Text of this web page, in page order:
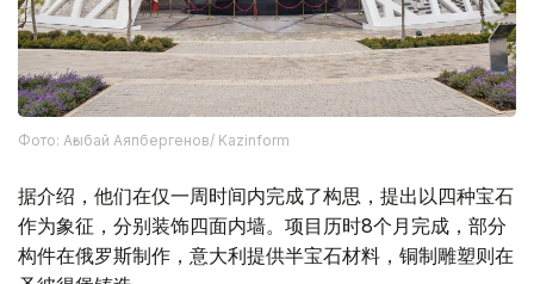
Фото: Ағыбай Аяпбергенов/ Kazinform
据介绍，他们在仅一周时间内完成了构思，提出以四种宝石
作为象征，分别装饰四面内墙。项目历时8个月完成，部分
构件在俄罗斯制作，意大利提供半宝石材料，铜制雕塑则在